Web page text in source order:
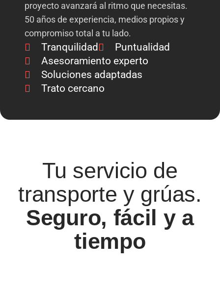
proyecto avanzará al ritmo que necesitas.
50 años de experiencia, medios propios y
compromiso total a tu lado.
Tranquilidad
Puntualidad
Asesoramiento experto
Soluciones adaptadas
Trato cercano
Tu servicio de
transporte y grúas.
Seguro, fácil y a
tiempo